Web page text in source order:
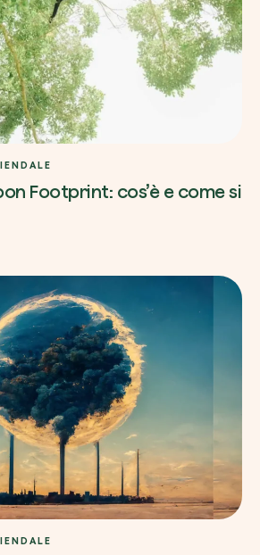
Footprint: cos’è e come si